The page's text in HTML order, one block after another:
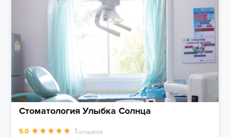
Стоматология Улыбка Солнца
5.0 1 отзывов